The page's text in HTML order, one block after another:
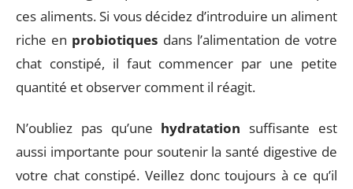
ces aliments. Si vous décidez d’introduire un aliment
riche en probiotiques dans l’alimentation de votre
chat constipé, il faut commencer par une petite
quantité et observer comment il réagit.
N’oubliez pas qu’une hydratation suffisante est
aussi importante pour soutenir la santé digestive de
votre chat constipé. Veillez donc toujours à ce qu’il